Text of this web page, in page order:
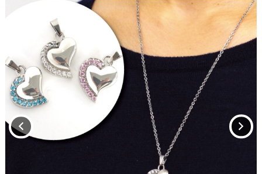
遺骨ジュエリー 価格から探す 20000円以内